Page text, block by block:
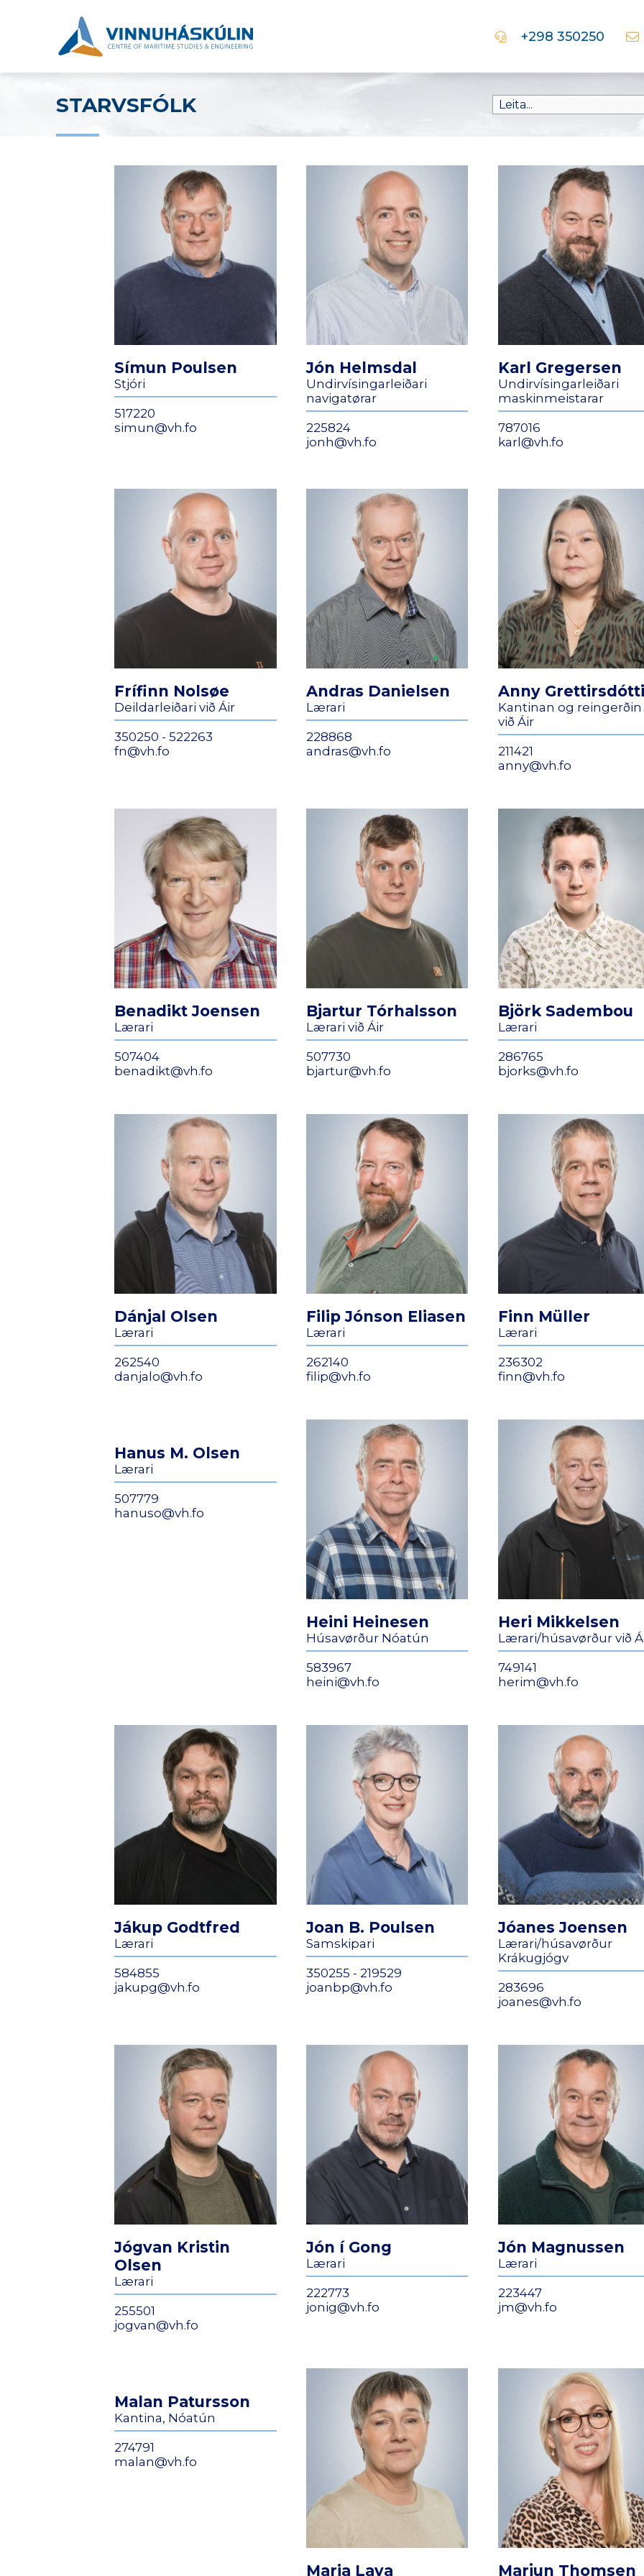
+298 350250
STARVSFÓLK
Símun Poulsen
Stjóri
517220
simun@vh.fo
Jón Helmsdal
Undirvísingarleiðari
navigatørar
225824
jonh@vh.fo
Karl Gregersen
Undirvísingarleiðari
maskinmeistarar
787016
karl@vh.fo
Frífinn Nolsøe
Deildarleiðari við Áir
350250 - 522263
fn@vh.fo
Andras Danielsen
Lærari
228868
andras@vh.fo
Anny
Kantinan og reingerðin
við Áir
211421
anny@vh.fo
Benadikt Joensen
Lærari
507404
benadikt@vh.fo
Bjartur Tórhalsson
Lærari við Áir
507730
bjartur@vh.fo
Björk Sadembou
Lærari
286765
bjorks@vh.fo
Dánjal Olsen
Lærari
262540
danjalo@vh.fo
Filip Jónson Eliasen
Lærari
262140
filip@vh.fo
Finn Müller
Lærari
236302
finn@vh.fo
Hanus M. Olsen
Lærari
507779
hanuso@vh.fo
Heini Heinesen
Húsavørður Nóatún
583967
heini@vh.fo
Heri Mikkelsen
Lærari/húsavørður við
749141
herim@vh.fo
Jákup Godtfred
Lærari
584855
jakupg@vh.fo
Joan B. Poulsen
Samskipari
350255 - 219529
joanbp@vh.fo
Jóanes Joensen
Lærari/húsavørður
Krákugjógv
283696
joanes@vh.fo
Jógvan Kristin
Olsen
Lærari
255501
jogvan@vh.fo
Jón í Gong
Lærari
222773
jonig@vh.fo
Jón Magnussen
Lærari
223447
jm@vh.fo
Malan Patursson
Kantina, Nóatún
274791
malan@vh.fo
Maria Lava Marjun Thomsen